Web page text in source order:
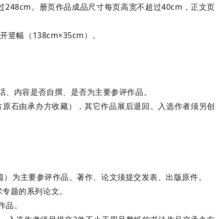
。册页作品成品尺寸每页高宽不超过40cm，正文页
竖幅（138cm×35cm）。
内容是否自撰、是否为主要参评作品。
石由承办方收藏），其它作品展后退回。入选作者须另创
主要参评作品。著作、论文须提交发表、出版原件。
题的系列论文。
。